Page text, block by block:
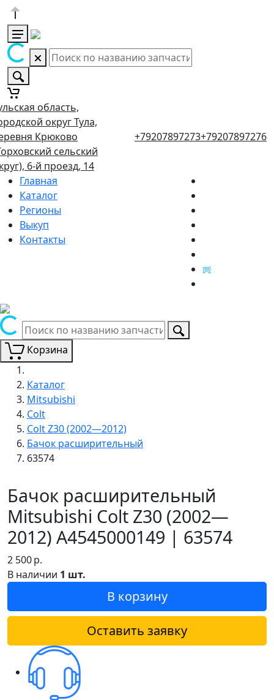
область,
округ Тула,
Крюково
сельский
6-й проезд, 14
+79207897273+79207897276
Главная
Каталог
Регионы
Выкуп
Контакты
Корзина
Каталог
Mitsubishi
Colt
Colt Z30 (2002—2012)
Бачок расширительный
63574
Бачок расширительный
Mitsubishi Colt Z30 (2002—
2012) A4545000149 | 63574
2 500р.
В наличии 1 шт.
В корзину
Оставить заявку